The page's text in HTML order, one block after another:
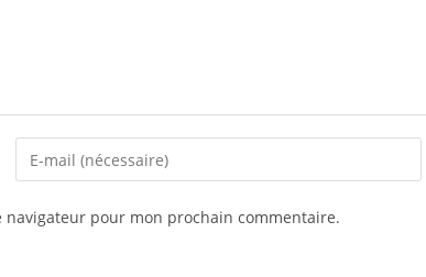
pour mon prochain commentaire.